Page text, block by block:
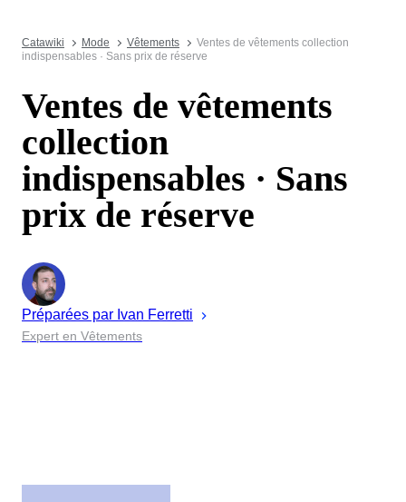
Catawiki Mode Vêtements
Ventes de vêtements collection
indispensables · Sans prix de réserve
Ventes de vêtements
collection
indispensables · Sans
prix de réserve
Préparées par Ivan Ferretti
Expert en Vêtements